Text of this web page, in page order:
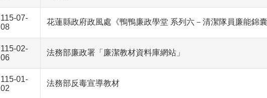
115-07-
08
花蓮縣政府政風處《鴨鴨廉政學堂 系列六－清潔隊員廉能錦
115-02-
06
法務部廉政署「廉潔教材資料庫網站」
115-01-
02
法務部反毒宣導教材